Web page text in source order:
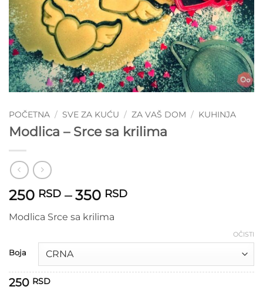
POČETNA / SVE ZA KUĆU / ZA VAŠ DOM / KUHINJA
Modlica – Srce sa krilima
250 RSD – 350 RSDRaspon
350 RSD
Modlica Srce sa krilima
Boja
OČISTI
250 RSD